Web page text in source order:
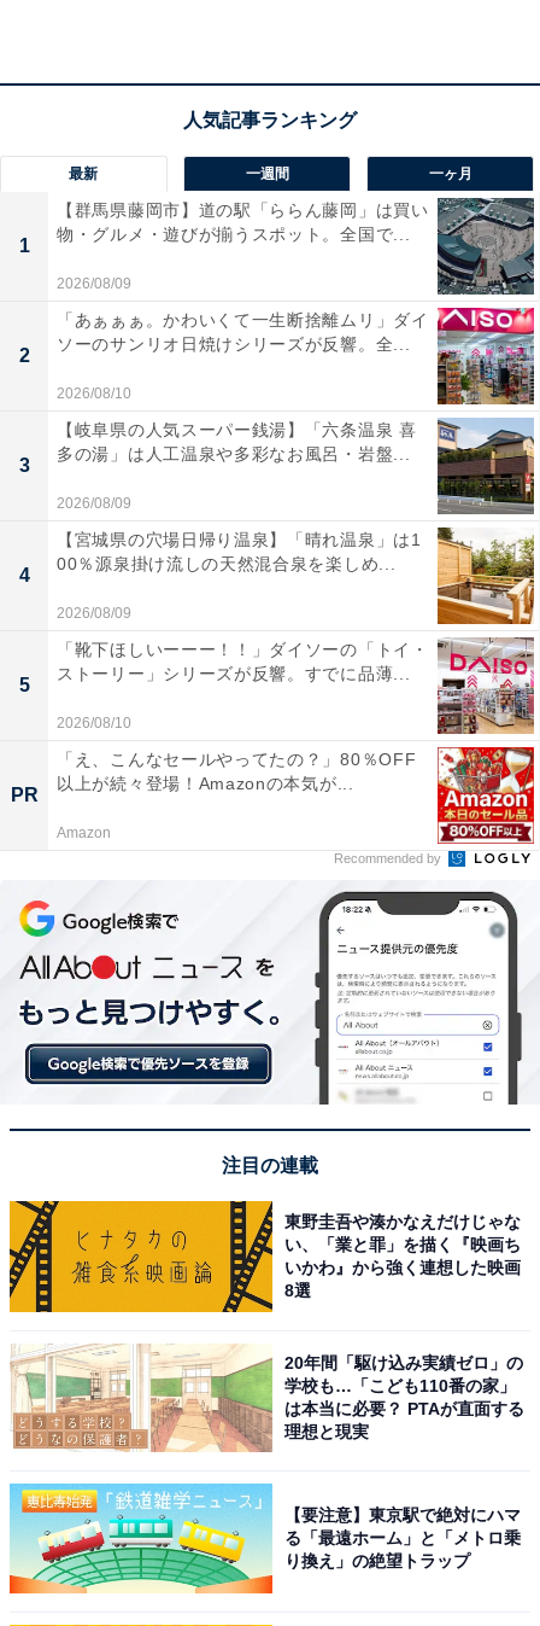
上がりを見せます。
また、天童は「フルーツ王国」としても名高く、6月中
旬からのさくらんぼを皮切りに、桃、ぶどう、りんご、
そして日本一の収穫高を誇るラ・フランスまで、例年6
月から11月にかけて観光果樹園での果物狩りが次々と楽
しめます。
さらに、車で約10〜15分の場所には、松尾芭蕉の句で有
名な山寺（宝珠山立石寺）や、縁結びのご利益で知られ
座禅体験もできる「若松寺」といった歴史ある名刹が位
天童では、温泉街のレンタサイクルや市内観光施設を周
遊する無料の「観光駅馬車」などを利用して、山形の豊
かな自然と歴史、多様な食を五感で満喫することができ
ます。
これまでにAll About ニュース編集部が実施したアンケー
ト調査では、下記のような評価が寄せられています。
「すごく景色が綺麗で快適だからです」（30代女性
／兵庫県）
「自然が豊かで癒されそう」（40代男性／千葉県）
「雪景色を眺めながら温泉に浸かりたい」（50代男
性／千葉県）
最新 一週間 一ヶ月
1
【群馬県藤岡市】道の駅「ららん藤岡」は買い
物・グルメ・遊びが揃うスポット。全国で...
2026/08/09
2
「あぁぁぁ。かわいくて一生断捨離ムリ」ダイ
ソーのサンリオ日焼けシリーズが反響。全...
2026/08/10
3
【岐阜県の人気スーパー銭湯】「六条温泉 喜
多の湯」は人工温泉や多彩なお風呂・岩盤...
2026/08/09
4
【宮城県の穴場日帰り温泉】「晴れ温泉」は1
00％源泉掛け流しの天然混合泉を楽しめ...
2026/08/09
5
「靴下ほしいーーー！！」ダイソーの「トイ・
ストーリー」シリーズが反響。すでに品薄...
2026/08/10
PR
「え、こんなセールやってたの？」80％OFF
以上が続々登場！Amazonの本気が...
Amazon
Recommended by
注目の連載
東野圭吾や湊かなえだけじゃな
い、「業と罪」を描く『映画ち
いかわ』から強く連想した映画
8選
20年間「駆け込み実績ゼロ」の
学校も…「こども110番の家」
は本当に必要？ PTAが直面する
理想と現実
【要注意】東京駅で絶対にハマ
る「最遠ホーム」と「メトロ乗
り換え」の絶望トラップ